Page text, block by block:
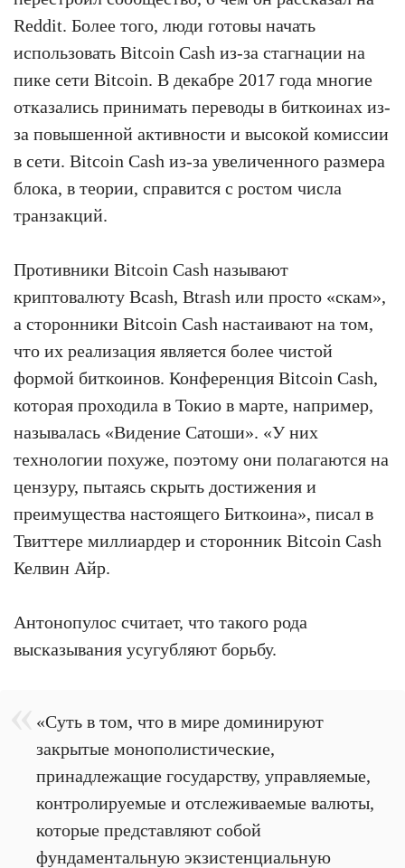
Reddit. Более того, люди готовы начать
использовать Bitcoin Cash из-за стагнации на
пике сети Bitcoin. В декабре 2017 года многие
отказались принимать переводы в биткоинах из-
за повышенной активности и высокой комиссии
в сети. Bitcoin Cash из-за увеличенного размера
блока, в теории, справится с ростом числа
транзакций.
Противники Bitcoin Cash называют
криптовалюту Bcash, Btrash или просто «скам»,
а сторонники Bitcoin Cash настаивают на том,
что их реализация является более чистой
формой биткоинов. Конференция Bitcoin Cash,
которая проходила в Токио в марте, например,
называлась «Видение Сатоши». «У них
технологии похуже, поэтому они полагаются на
цензуру, пытаясь скрыть достижения и
преимущества настоящего Биткоина», писал в
Твиттере миллиардер и сторонник Bitcoin Cash
Келвин Айр.
Антонопулос считает, что такого рода
высказывания усугубляют борьбу.
«Суть в том, что в мире доминируют
закрытые монополистические,
принадлежащие государству, управляемые,
контролируемые и отслеживаемые валюты,
которые представляют собой
фундаментальную экзистенциальную